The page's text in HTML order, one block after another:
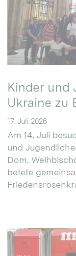
Kinder und
Ukraine zu
17. Juli 2026
Am 14. Juli
und
Dom.
betete